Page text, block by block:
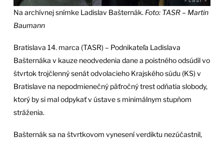
Na archívnej snímke Ladislav Bašternák. Foto: TASR – Martin
Baumann
Bratislava 14. marca (TASR) – Podnikateľa Ladislava
Bašternáka v kauze neodvedenia dane a poistného odsúdil vo
štvrtok trojčlenný senát odvolacieho Krajského súdu (KS) v
Bratislave na nepodmienečný päťročný trest odňatia slobody,
ktorý by si mal odpykať v ústave s minimálnym stupňom
stráženia.
Bašternák sa na štvrtkovom vynesení verdiktu nezúčastnil,